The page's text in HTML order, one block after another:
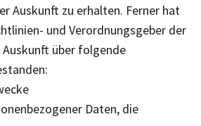
Auskunft zu erhalten. Ferner hat
und Verordnungsgeber der
über folgende
Daten, die